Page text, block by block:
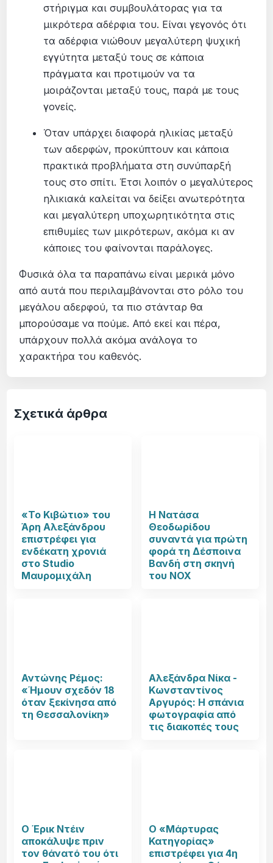
στήριγμα και συμβουλάτορας για τα
μικρότερα αδέρφια του. Είναι γεγονός ότι
τα αδέρφια νιώθουν μεγαλύτερη ψυχική
εγγύτητα μεταξύ τους σε κάποια
πράγματα και προτιμούν να τα
μοιράζονται μεταξύ τους, παρά με τους
γονείς.
Όταν υπάρχει διαφορά ηλικίας μεταξύ
των αδερφών, προκύπτουν και κάποια
πρακτικά προβλήματα στη συνύπαρξή
τους στο σπίτι. Έτσι λοιπόν ο μεγαλύτερος
ηλικιακά καλείται να δείξει ανωτερότητα
και μεγαλύτερη υποχωρητικότητα στις
επιθυμίες των μικρότερων, ακόμα κι αν
κάποιες του φαίνονται παράλογες.
Φυσικά όλα τα παραπάνω είναι μερικά μόνο
από αυτά που περιλαμβάνονται στο ρόλο του
μεγάλου αδερφού, τα πιο στάνταρ θα
μπορούσαμε να πούμε. Από εκεί και πέρα,
υπάρχουν πολλά ακόμα ανάλογα το
χαρακτήρα του καθενός.
Σχετικά άρθρα
«Το Κιβώτιο» του
Άρη Αλεξάνδρου
επιστρέφει για
ενδέκατη χρονιά
στο Studio
Μαυρομιχάλη
Η Νατάσα
Θεοδωρίδου
συναντά για πρώτη
φορά τη Δέσποινα
Βανδή στη σκηνή
του NOX
Αντώνης Ρέμος:
«Ήμουν σχεδόν 18
όταν ξεκίνησα από
τη Θεσσαλονίκη»
Αλεξάνδρα Νίκα -
Κωνσταντίνος
Αργυρός: Η σπάνια
φωτογραφία από
τις διακοπές τους
Ο Έρικ Ντέιν
αποκάλυψε πριν
τον θάνατό του ότι
Ο «Μάρτυρας
Κατηγορίας»
επιστρέφει για 4η